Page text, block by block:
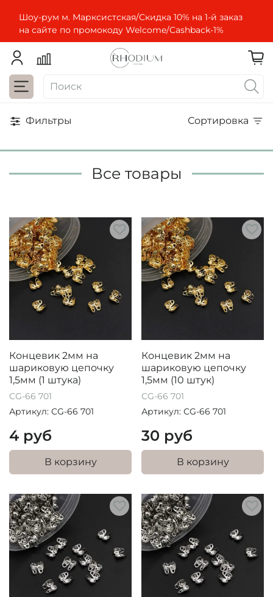
Шоу-рум м. Марксистская/Скидка 10% на 1-й заказ
на сайте по промокоду Welcome/Cashbaсk-1%
Фильтры Сортировка
Все товары
Концевик 2мм на
шариковую цепочку
1,5мм (1 штука)
CG-66 701
Артикул: СG-66 701
4 руб
В корзину
Концевик 2мм на
шариковую цепочку
1,5мм (10 штук)
CG-66 701
Артикул: СG-66 701
30 руб
В корзину